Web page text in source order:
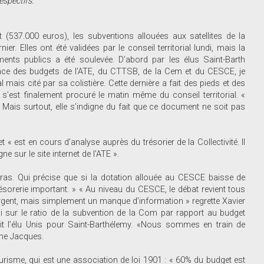
(537.000 euros), les subventions allouées aux satellites de la
Elles ont été validées par le conseil territorial lundi, mais la
publics a été soulevée. D’abord par les élus Saint-Barth
des budgets de l’ATE, du CTTSB, de la Cem et du CESCE, je
cité par sa colistière. Cette dernière a fait des pieds et des
finalement procuré le matin même du conseil territorial. «
surtout, elle s’indigne du fait que ce document ne soit pas
« est en cours d’analyse auprès du trésorier de la Collectivité. Il
sur le site internet de l’ATE ».
Qui précise que si la dotation allouée au CESCE baisse de
important. » « Au niveau du CESCE, le débat revient tous
mais simplement un manque d’information » regrette Xavier
sur le ratio de la subvention de la Com par rapport au budget
l’élu Unis pour Saint-Barthélemy. «Nous sommes en train de
Jacques.
qui est une association de loi 1901 : « 60% du budget est